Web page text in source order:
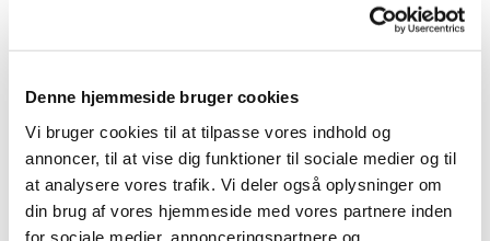
Denne hjemmeside bruger cookies
Vi bruger cookies til at tilpasse vores indhold og
annoncer, til at vise dig funktioner til sociale medier og til
at analysere vores trafik. Vi deler også oplysninger om
din brug af vores hjemmeside med vores partnere inden
for sociale medier, annonceringspartnere og
a. Hvilke ord eller sætninger lægger du mærke til?
b. Hvad handler teksten om?
c. Hvad synes du er vigtigst i teksten?
d. Hvordan tror du forfatteren har det med Gud?
(Herre=Gud)